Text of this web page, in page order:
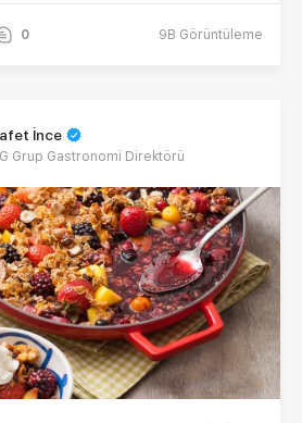
pratik hem de çok şık! Bu
cacık nasıl yapılır? Süzme
cacık tarifleri nelerdir?
tarifte sizi bekliyor! 🌿☀️🍏
0 9B Görüntüleme
İnce
Grup Gastronomi Direktörü